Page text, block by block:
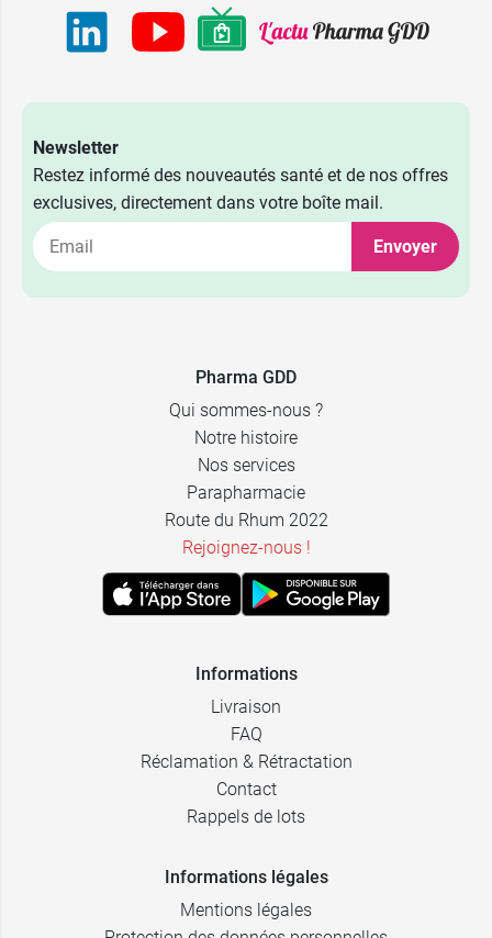
LCH
Comed
Newsletter
Restez informé des nouveautés santé et de nos offres
exclusives, directement dans votre boîte mail.
Envoyer
Pharma GDD
Qui sommes-nous ?
Notre histoire
Nos services
Parapharmacie
Route du Rhum 2022
Rejoignez-nous !
Informations
Livraison
FAQ
Réclamation & Rétractation
Contact
Rappels de lots
Informations légales
Mentions légales